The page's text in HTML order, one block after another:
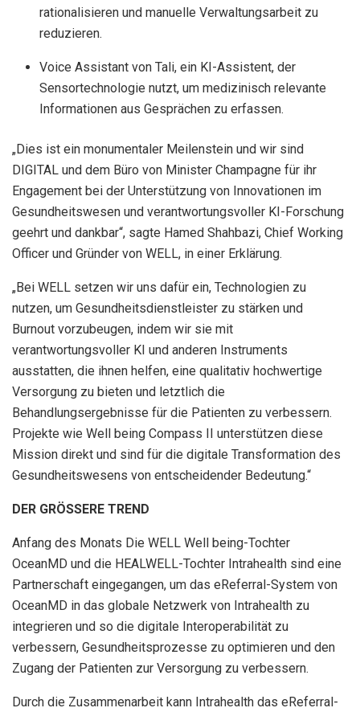
rationalisieren und manuelle Verwaltungsarbeit zu
reduzieren.
Voice Assistant von Tali, ein KI-Assistent, der
Sensortechnologie nutzt, um medizinisch relevante
Informationen aus Gesprächen zu erfassen.
„Dies ist ein monumentaler Meilenstein und wir sind
DIGITAL und dem Büro von Minister Champagne für ihr
Engagement bei der Unterstützung von Innovationen im
Gesundheitswesen und verantwortungsvoller KI-Forschung
geehrt und dankbar“, sagte Hamed Shahbazi, Chief Working
Officer und Gründer von WELL, in einer Erklärung.
„Bei WELL setzen wir uns dafür ein, Technologien zu
nutzen, um Gesundheitsdienstleister zu stärken und
Burnout vorzubeugen, indem wir sie mit
verantwortungsvoller KI und anderen Instruments
ausstatten, die ihnen helfen, eine qualitativ hochwertige
Versorgung zu bieten und letztlich die
Behandlungsergebnisse für die Patienten zu verbessern.
Projekte wie Well being Compass II unterstützen diese
Mission direkt und sind für die digitale Transformation des
Gesundheitswesens von entscheidender Bedeutung.“
DER GRÖSSERE TREND
Anfang des Monats Die WELL Well being-Tochter
OceanMD und die HEALWELL-Tochter Intrahealth sind eine
Partnerschaft eingegangen, um das eReferral-System von
OceanMD in das globale Netzwerk von Intrahealth zu
integrieren und so die digitale Interoperabilität zu
verbessern, Gesundheitsprozesse zu optimieren und den
Zugang der Patienten zur Versorgung zu verbessern.
Durch die Zusammenarbeit kann Intrahealth das eReferral-